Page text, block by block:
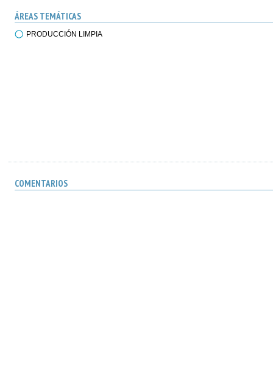
ÁREAS TEMÁTICAS
PRODUCCIÓN LIMPIA
COMENTARIOS